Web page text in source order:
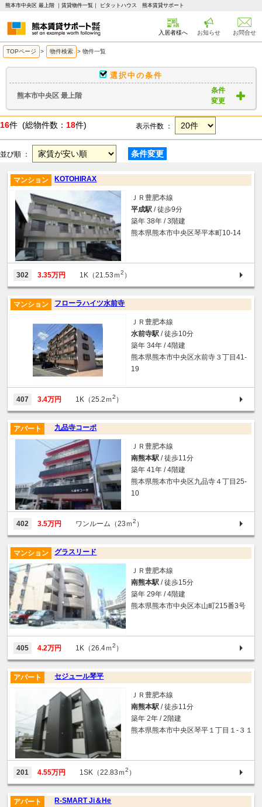
熊本市中央区 最上階 ｜賃貸物件一覧｜ ピタットハウス 熊本賃貸サポート
入居者様へ お知らせ お問合せ
TOPページ > 物件検索 > 物件一覧
選択中の条件
熊本市中央区 最上階
条件
変更
16件 (総物件数： 18件) 表示件数 ：
並び順 ： 条件変更
KOTOHIRAX
マンション
ＪＲ豊肥本線
平成駅 / 徒歩9分
築年 38年 / 3階建
熊本県熊本市中央区琴平本町10-14
302 3.35万円 1K（21.53ｍ2 ）
フローラハイツ水前寺
マンション
ＪＲ豊肥本線
水前寺駅 / 徒歩10分
築年 34年 / 4階建
熊本県熊本市中央区水前寺３丁目41-
19
407 3.4万円 1K（25.2ｍ2 ）
九品寺コーポ
アパート
ＪＲ豊肥本線
南熊本駅 / 徒歩11分
築年 41年 / 4階建
熊本県熊本市中央区九品寺４丁目25-
10
402 3.5万円 ワンルーム（23ｍ2 ）
グラスリード
マンション
ＪＲ豊肥本線
南熊本駅 / 徒歩15分
築年 29年 / 4階建
熊本県熊本市中央区本山町215番3号
405 4.2万円 1K（26.4ｍ2 ）
セジュール琴平
アパート
ＪＲ豊肥本線
南熊本駅 / 徒歩11分
築年 2年 / 2階建
熊本県熊本市中央区琴平１丁目１-３１
201 4.55万円 1SK（22.83ｍ2 ）
R-SMART Ji＆He
アパート